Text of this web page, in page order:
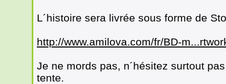
L´histoire sera livrée sous forme de
http://www.amilova.com/fr/BD-
Je ne mords pas, n´hésitez surtout
tente.